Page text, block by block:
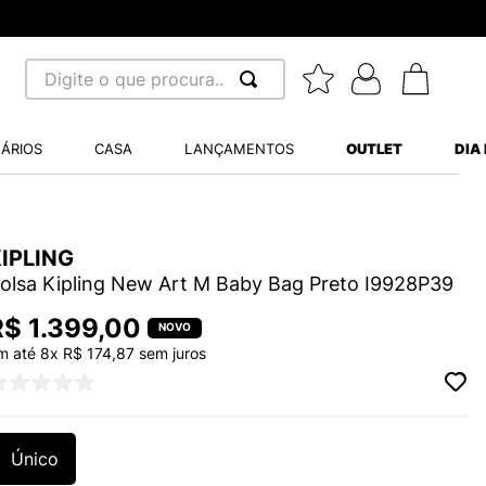
Digite o que procura...
CASA LANÇAMENTOS OUTLET DIA
Kipling New Art M Baby Bag Preto I9928P39
1.399,00
até8x R$ 174,87 sem juros
Único
BALANCE 530
WHITE